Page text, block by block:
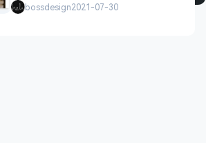
bossdesign2021-07-30